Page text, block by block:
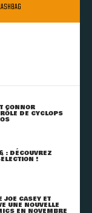
CONNOR
DE CYCLOPS
: DÉCOUVREZ
!
JOE CASEY ET
UNE NOUVELLE